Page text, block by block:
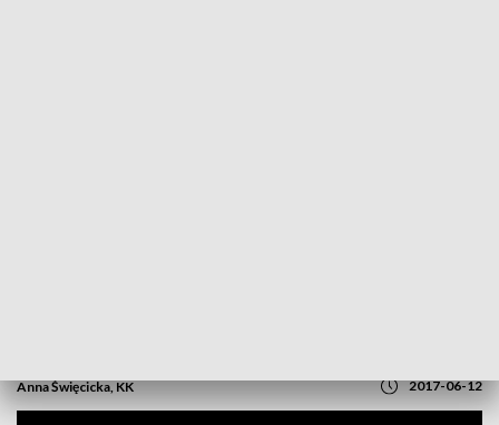
Anna Święcicka, KK 2017-06-12